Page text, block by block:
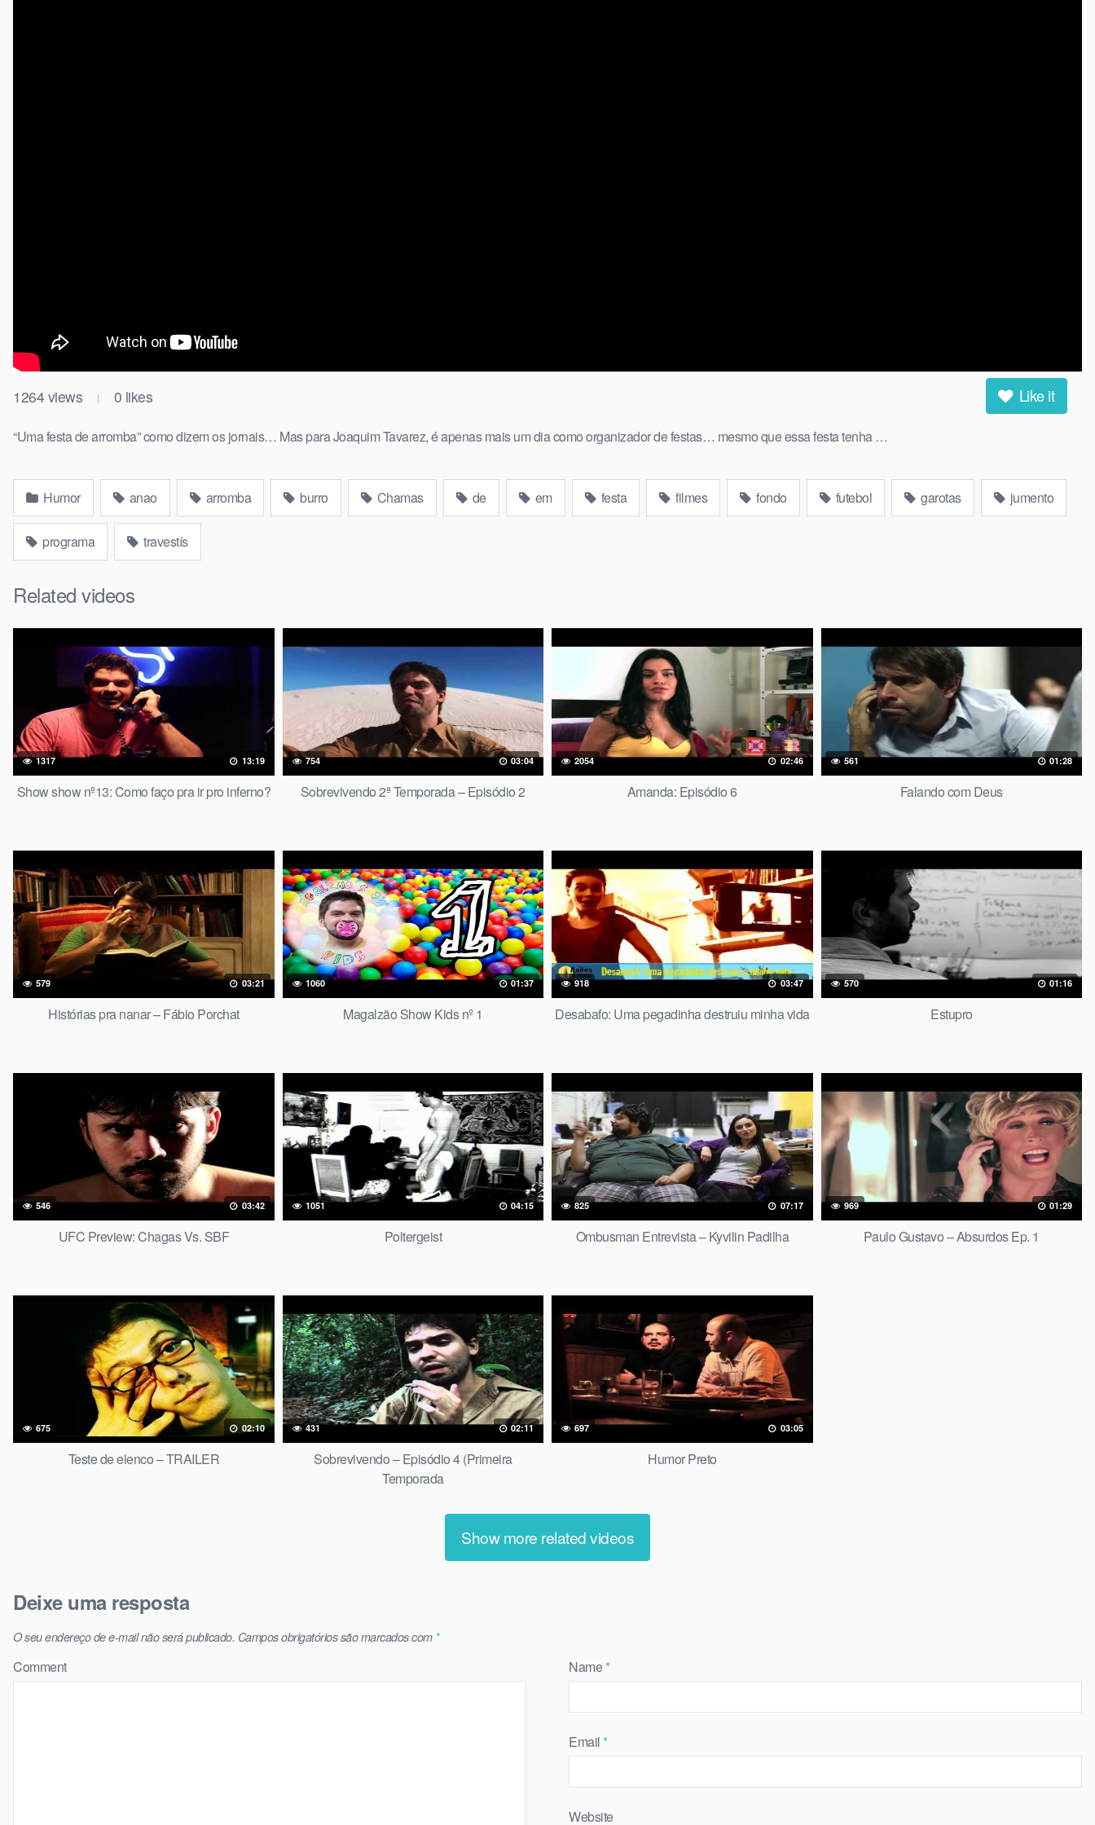
1264 views | 0 likes Like it
“Uma festa de arromba” como dizem os jornais… Mas para Joaquim Tavarez, é apenas mais um dia como organizador de festas… mesmo que essa festa tenha …
Humor anao arromba burro Chamas de em festa filmes fondo futebol garotas jumento
programa travestís
Related videos
1317 13:19
Show show nº13: Como faço pra ir pro inferno?
754 03:04
Sobrevivendo 2ª Temporada – Episódio 2
2054 02:46
Amanda: Episódio 6
561 01:28
Falando com Deus
579 03:21
Histórias pra nanar – Fábio Porchat
1060 01:37
Magalzão Show Kids nº 1
918 03:47
Desabafo: Uma pegadinha destruiu minha vida
570 01:16
Estupro
546 03:42
UFC Preview: Chagas Vs. SBF
1051 04:15
Poltergeist
825 07:17
Ombusman Entrevista – Kyvilin Padilha
969 01:29
Paulo Gustavo – Absurdos Ep. 1
675 02:10
Teste de elenco – TRAILER
431 02:11
Sobrevivendo – Episódio 4 (Primeira
Temporada
697 03:05
Humor Preto
Show more related videos
Deixe uma resposta
O seu endereço de e-mail não será publicado. Campos obrigatórios são marcados com *
Comment Name*
Email*
Website